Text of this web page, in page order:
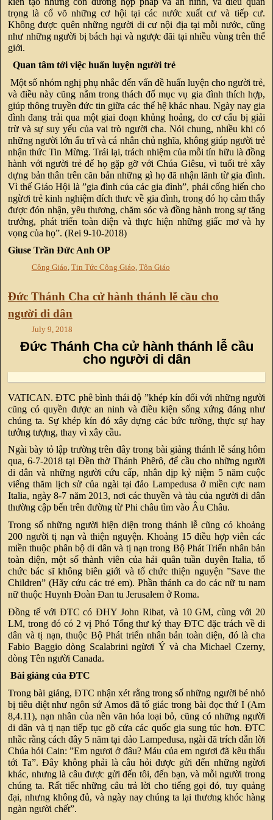
trọng là cổ võ những cơ hội tại các nước xuất cư và tiếp cư.
Không được quên những người di cư nội địa tại mỗi nước, cũng
như những người bị bách hại và ngược đãi tại nhiều vùng trên thế
giới.
Quan tâm tới việc huấn luyện người trẻ
Một số nhóm nghị phụ nhắc đến vấn đề huấn luyện cho người trẻ,
và điều này cũng nằm trong thách đố mục vụ gia đình thích hợp,
giúp thông truyền đức tin giữa các thể hệ khác nhau. Ngày nay gia
đình đang trải qua một giai đoạn khủng hoảng, do cơ cấu bị giải
trừ và sự suy yếu của vai trò người cha. Nói chung, nhiều khi có
những người lớn ấu trĩ và cá nhân chủ nghĩa, không giúp người trẻ
nhận thức Tin Mừng. Trái lại, trách nhiệm của mỗi tín hữu là đồng
hành với người trẻ để họ gặp gỡ với Chúa Giêsu, vì tuổi trẻ xây
dựng bản thân trên căn bản những gì họ đã nhận lãnh từ gia đình.
Vì thế Giáo Hội là ”gia đình của các gia đình”, phải cống hiến cho
ngừơi trẻ kinh nghiệm đích thưc về gia đình, trong đó họ cảm thấy
được đón nhận, yêu thương, chăm sóc và đồng hành trong sự tăng
trưởng, phát triển toàn diện và thực hiện những giấc mơ và hy
vọng của họ”. (Rei 9-10-2018)
Giuse Trần Đức Anh OP
Công Giáo, Tin Tức Công Giáo, Tôn Giáo
Đức Thánh Cha cử hành thánh lễ cầu cho
người di dân
July 9, 2018
Đức Thánh Cha cử hành thánh lễ cầu
cho người di dân
VATICAN. ĐTC phê bình thái độ ”khép kín đối với những người
cũng có quyền được an ninh và điều kiện sống xứng đáng như
chúng ta. Sự khép kín đó xây dựng các bức tường, thực sự hay
tưởng tượng, thay vì xây cầu.
Ngài bày tỏ lập trường trên đây trong bài giảng thánh lễ sáng hôm
qua, 6-7-2018 tại Đền thờ Thánh Phêrô, để cầu cho những người
di dân và những người cứu cấp, nhân dịp kỷ niệm 5 năm cuộc
viếng thăm lịch sử của ngài tại đảo Lampedusa ở miền cực nam
Italia, ngày 8-7 năm 2013, nơi các thuyền và tàu của người di dân
thường cập bến trên đường từ Phi châu tìm vào Âu Châu.
Trong số những người hiện diện trong thánh lễ cũng có khoảng
200 người tị nạn và thiện nguyện. Khoảng 15 điều hợp viên các
miền thuộc phân bộ di dân và tị nạn trong Bộ Phát Triển nhân bản
toàn diện, một số thành viên của hải quân tuần duyên Italia, tổ
chức bác sĩ không biên giới và tổ chức thiện nguyện ”Save the
Children” (Hãy cứu các trẻ em). Phần thánh ca do các nữ tu nam
nữ thuộc Huynh Đoàn Đan tu Jerusalem ở Roma.
Đồng tế với ĐTC có ĐHY John Ribat, và 10 GM, cùng với 20
LM, trong đó có 2 vị Phó Tổng thư ký thay ĐTC đặc trách về di
dân và tị nạn, thuộc Bộ Phát triển nhân bản toàn diện, đó là cha
Fabio Baggio dòng Scalabrini ngừơi Ý và cha Michael Czerny,
dòng Tên người Canada.
Bài giảng của ĐTC
Trong bài giảng, ĐTC nhận xét rằng trong số những người bé nhỏ
bị tiêu diệt như ngôn sứ Amos đã tố giác trong bài đọc thứ I (Am
8,4.11), nạn nhân của nền văn hóa loại bỏ, cũng có những người
di dân và tị nạn tiếp tục gõ cửa các quốc gia sung túc hơn. ĐTC
nhắc rằng cách đây 5 năm tại đảo Lampedusa, ngài đã trích dẫn lời
Chúa hỏi Cain: ”Em ngươi ở đâu? Máu của em ngươi đã kêu thấu
tới Ta”. Đây không phải là câu hỏi được gửi đến những ngừơi
khác, nhưng là câu được gửi đến tôi, đến bạn, và mỗi người trong
chúng ta. Rất tiếc những câu trả lời cho tiếng gọi đó, tuy quảng
đại, nhưng không đủ, và ngày nay chúng ta lại thương khóc hàng
ngàn người chết”.